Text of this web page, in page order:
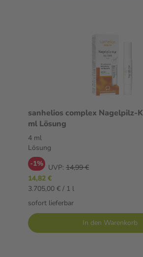
sanhelios complex Nagelpilz-
ml Lösung
4 ml
Lösung
-1% UVP: 14,99 €
14,82 €
3.705,00 € / 1 l
sofort lieferbar
In den Warenkorb